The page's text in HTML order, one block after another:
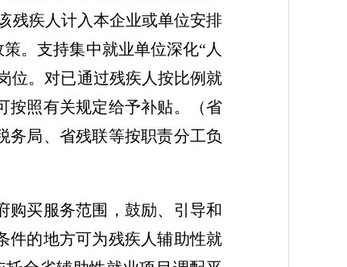
残疾人计入本企业或单位安排
。支持集中就业单位深化“人
位。对已通过残疾人按比例就
照有关规定给予补贴。
（省
务局、省残联等按职责分工负
购买服务范围，鼓励、引导和
件的地方可为残疾人辅助性就